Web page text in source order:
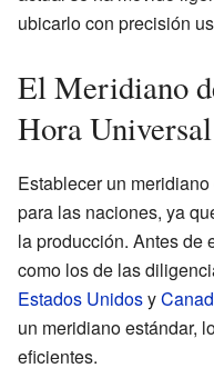
ubicarlo con precisión
El Meridiano
Hora Universal
Establecer un
para las naciones, ya
la producción. Antes de
como los de las
Estados Unidosy
un meridiano estándar,
eficientes.